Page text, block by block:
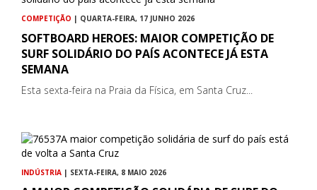
COMPETIÇÃO | QUARTA-FEIRA, 17 JUNHO 2026
SOFTBOARD HEROES: MAIOR COMPETIÇÃO DE
SURF SOLIDÁRIO DO PAÍS ACONTECE JÁ ESTA
SEMANA
Esta sexta-feira na Praia da Física, em Santa Cruz...
INDÚSTRIA | SEXTA-FEIRA, 8 MAIO 2026